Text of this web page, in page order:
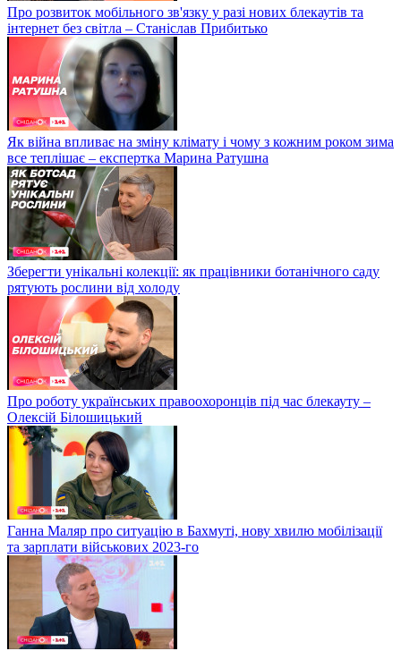
Про розвиток мобільного зв'язку у разі нових блекаутів та
інтернет без світла – Станіслав Прибитько
Як війна впливає на зміну клімату і чому з кожним роком зима
все теплішає – експертка Марина Ратушна
Зберегти унікальні колекції: як працівники ботанічного саду
рятують рослини від холоду
Про роботу українських правоохоронців під час блекауту –
Олексій Білошицький
Ганна Маляр про ситуацію в Бахмуті, нову хвилю мобілізації
та зарплати військових 2023-го